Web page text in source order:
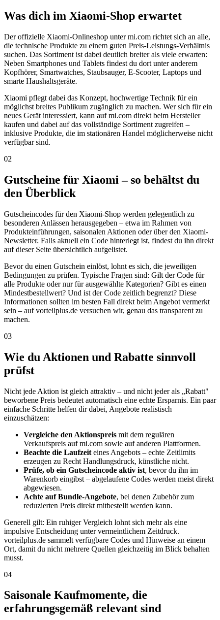
Was dich im Xiaomi-Shop erwartet
Der offizielle Xiaomi-Onlineshop unter mi.com richtet sich an alle,
die technische Produkte zu einem guten Preis-Leistungs-Verhältnis
suchen. Das Sortiment ist dabei deutlich breiter als viele erwarten:
Neben Smartphones und Tablets findest du dort unter anderem
Kopfhörer, Smartwatches, Staubsauger, E-Scooter, Laptops und
smarte Haushaltsgeräte.
Xiaomi pflegt dabei das Konzept, hochwertige Technik für ein
möglichst breites Publikum zugänglich zu machen. Wer sich für ein
neues Gerät interessiert, kann auf mi.com direkt beim Hersteller
kaufen und dabei auf das vollständige Sortiment zugreifen –
inklusive Produkte, die im stationären Handel möglicherweise nicht
verfügbar sind.
02
Gutscheine für Xiaomi – so behältst du
den Überblick
Gutscheincodes für den Xiaomi-Shop werden gelegentlich zu
besonderen Anlässen herausgegeben – etwa im Rahmen von
Produkteinführungen, saisonalen Aktionen oder über den Xiaomi-
Newsletter. Falls aktuell ein Code hinterlegt ist, findest du ihn direkt
auf dieser Seite übersichtlich aufgelistet.
Bevor du einen Gutschein einlöst, lohnt es sich, die jeweiligen
Bedingungen zu prüfen. Typische Fragen sind: Gilt der Code für
alle Produkte oder nur für ausgewählte Kategorien? Gibt es einen
Mindestbestellwert? Und ist der Code zeitlich begrenzt? Diese
Informationen sollten im besten Fall direkt beim Angebot vermerkt
sein – auf vorteilplus.de versuchen wir, genau das transparent zu
machen.
03
Wie du Aktionen und Rabatte sinnvoll
prüfst
Nicht jede Aktion ist gleich attraktiv – und nicht jeder als „Rabatt"
beworbene Preis bedeutet automatisch eine echte Ersparnis. Ein paar
einfache Schritte helfen dir dabei, Angebote realistisch
einzuschätzen:
Vergleiche den Aktionspreis mit dem regulären
Verkaufspreis auf mi.com sowie auf anderen Plattformen.
Beachte die Laufzeit eines Angebots – echte Zeitlimits
erzeugen zu Recht Handlungsdruck, künstliche nicht.
Prüfe, ob ein Gutscheincode aktiv ist, bevor du ihn im
Warenkorb eingibst – abgelaufene Codes werden meist direkt
abgewiesen.
Achte auf Bundle-Angebote, bei denen Zubehör zum
reduzierten Preis direkt mitbestellt werden kann.
Generell gilt: Ein ruhiger Vergleich lohnt sich mehr als eine
impulsive Entscheidung unter vermeintlichem Zeitdruck.
vorteilplus.de sammelt verfügbare Codes und Hinweise an einem
Ort, damit du nicht mehrere Quellen gleichzeitig im Blick behalten
musst.
04
Saisonale Kaufmomente, die
erfahrungsgemäß relevant sind